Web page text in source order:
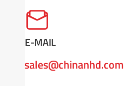
E-MAIL
sales@chinanhd.com